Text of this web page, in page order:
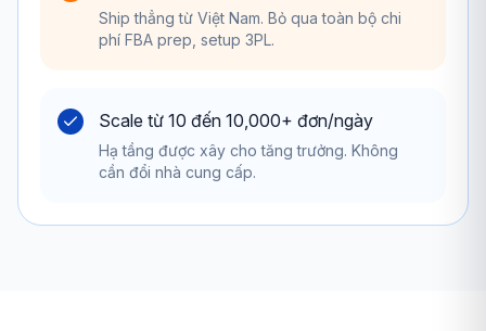
Ship thẳng từ Việt Nam. Bỏ qua toàn bộ chi
phí FBA prep, setup 3PL.
Scale từ 10 đến 10,000+ đơn/ngày
Hạ tầng được xây cho tăng trưởng. Không
cần đổi nhà cung cấp.